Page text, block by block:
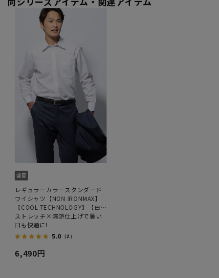
レギュラーカラースタンダード
ワイシャツ【NON IRONMAX】
【COOL TECHNOLOGY】【白
無地】
ストレッチ×清涼仕上げで暑い
日も快適に!
5.0 （2）
6,490円